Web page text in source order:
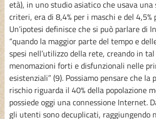
età), in uno studio asiatico che usava una
criteri, era di 8,4% per i maschi e del 4,5%
Un’ipotesi definisce che si può parlare di
“quando la maggior parte del tempo e
spesi nell’utilizzo della rete, creando in
menomazioni forti e disfunzionali nelle
esistenziali” (9). Possiamo pensare che la
rischio riguarda il 40% della popolazione
possiede oggi una connessione Internet.
gli utenti sono decuplicati, raggiungendo